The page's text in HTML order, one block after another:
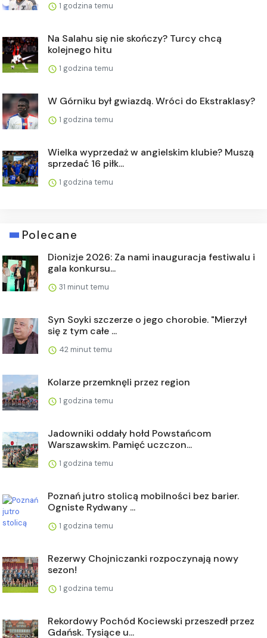
1 godzina temu
Na Salahu się nie skończy? Turcy chcą
kolejnego hitu
1 godzina temu
W Górniku był gwiazdą. Wróci do Ekstraklasy?
1 godzina temu
Wielka wyprzedaż w angielskim klubie? Muszą
sprzedać 16 piłk...
1 godzina temu
Polecane
Dionizje 2026: Za nami inauguracja festiwalu i
gala konkursu...
31 minut temu
Syn Soyki szczerze o jego chorobie. "Mierzył
się z tym całe ...
42 minut temu
Kolarze przemknęli przez region
1 godzina temu
Jadowniki oddały hołd Powstańcom
Warszawskim. Pamięć uczczon...
1 godzina temu
Poznań jutro stolicą mobilności bez barier.
Ogniste Rydwany ...
1 godzina temu
Rezerwy Chojniczanki rozpoczynają nowy
sezon!
1 godzina temu
Rekordowy Pochód Kociewski przeszedł przez
Gdańsk. Tysiące u...